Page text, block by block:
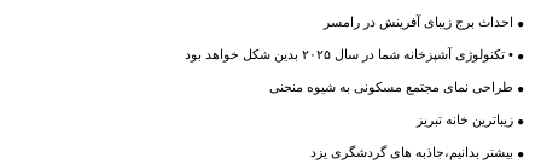
احداث برج زیبای آفرینش در رامسر
• تکنولوژی آشپزخانه شما در سال ۲۰۲۵ بدین شکل خواهد بود
طراحی نمای مجتمع مسکونی به شیوه منحنی
زیباترین خانه تبریز
بیشتر بدانیم،جاذبه های گردشگری یزد